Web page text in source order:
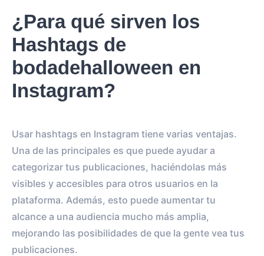
¿Para qué sirven los
Hashtags de
bodadehalloween en
Instagram?
Usar hashtags en Instagram tiene varias ventajas.
Una de las principales es que puede ayudar a
categorizar tus publicaciones, haciéndolas más
visibles y accesibles para otros usuarios en la
plataforma. Además, esto puede aumentar tu
alcance a una audiencia mucho más amplia,
mejorando las posibilidades de que la gente vea tus
publicaciones.